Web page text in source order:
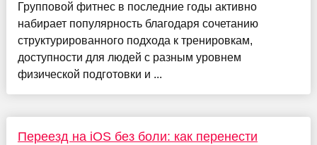
Групповой фитнес в последние годы активно
набирает популярность благодаря сочетанию
структурированного подхода к тренировкам,
доступности для людей с разным уровнем
физической подготовки и ...
Переезд на iOS без боли: как перенести